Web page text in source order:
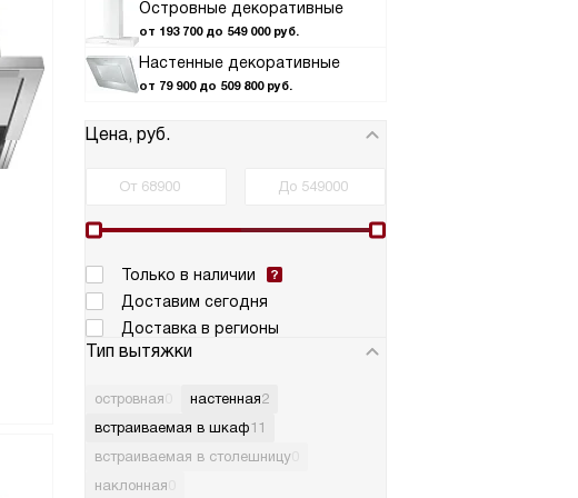
Островные декоративные
от 193 700 до 549 000 руб.
Настенные декоративные
от 79 900 до 509 800 руб.
Цена, руб.
Только в наличии
Доставим сегодня
Доставка в регионы
Тип вытяжки
островная настенная2
встраиваемая в шкаф11
встраиваемая в столешницу
наклонная